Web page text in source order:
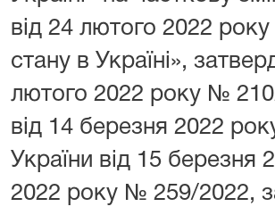
від 24 лютого 2022
стану в Україні»,
лютого 2022 року №
від 14 березня 2022
України від 15 березня
2022 року № 259/2022,